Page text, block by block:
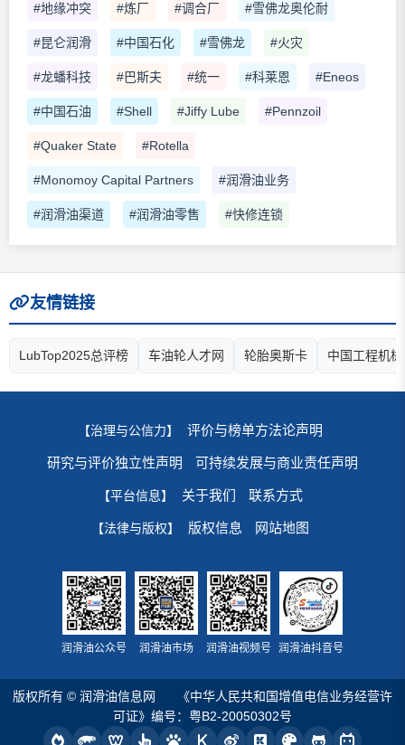
#地缘冲突 #炼厂 #调合厂 #雪佛龙奥伦耐
#昆仑润滑 #中国石化 #雪佛龙 #火灾
#龙蟠科技 #巴斯夫 #统一 #科莱恩 #Eneos
#中国石油 #Shell #Jiffy Lube #Pennzoil
#Quaker State #Rotella
#Monomoy Capital Partners #润滑油业务
#润滑油渠道 #润滑油零售 #快修连锁
友情链接
LubTop2025总评榜 车油轮人才网 轮胎奥斯卡 中国工程机
【治理与公信力】 评价与榜单方法论声明
研究与评价独立性声明 可持续发展与商业责任声明
【平台信息】 关于我们 联系方式
【法律与版权】 版权信息 网站地图
润滑油公众号 润滑油市场 润滑油视频号 润滑油抖音号
版权所有 © 润滑油信息网
《中华人民共和国增值电信业务经营许
可证》编号：粤B2-20050302号